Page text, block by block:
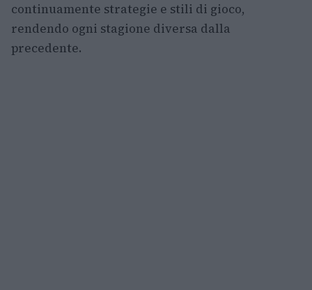
continuamente strategie e stili di gioco,
rendendo ogni stagione diversa dalla
precedente.